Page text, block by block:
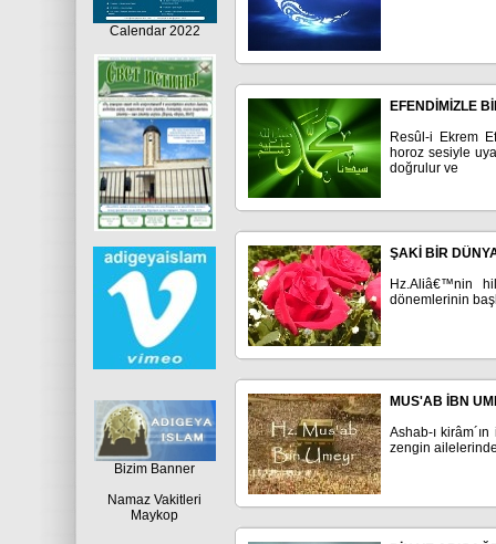
Calendar 2022
Bizim Banner
Namaz Vakitleri
Maykop
EFENDİMİZLE
Resûl-i Ekrem
horoz sesiyle
doğrulur ve
ŞAKİ BİR
Hz.Aliâ€™nin
dönemlerinin
MUS'AB İBN
Ashab-ı
zengin